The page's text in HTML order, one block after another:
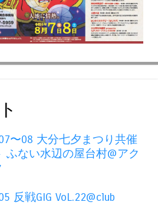
〜08 大分七夕まつり共催
ふない水辺の屋台村@アク
反戦GIG VoL.22@club